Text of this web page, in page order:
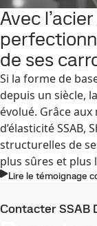
Avec
de ses
Si la forme de
depuis un siècle,
évolué. Grâce aux
d’élasticité SSAB,
structurelles de
plus sûres et plus
Lire le témoignage
Contacter SSAB